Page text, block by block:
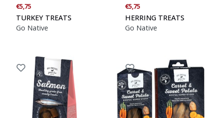
€5,75
TURKEY TREATS
Go Native
€5,75
HERRING TREATS
Go Native